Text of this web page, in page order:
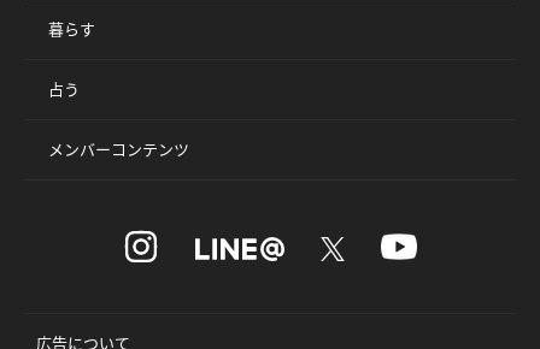
暮らす
占う
メンバーコンテンツ
広告について